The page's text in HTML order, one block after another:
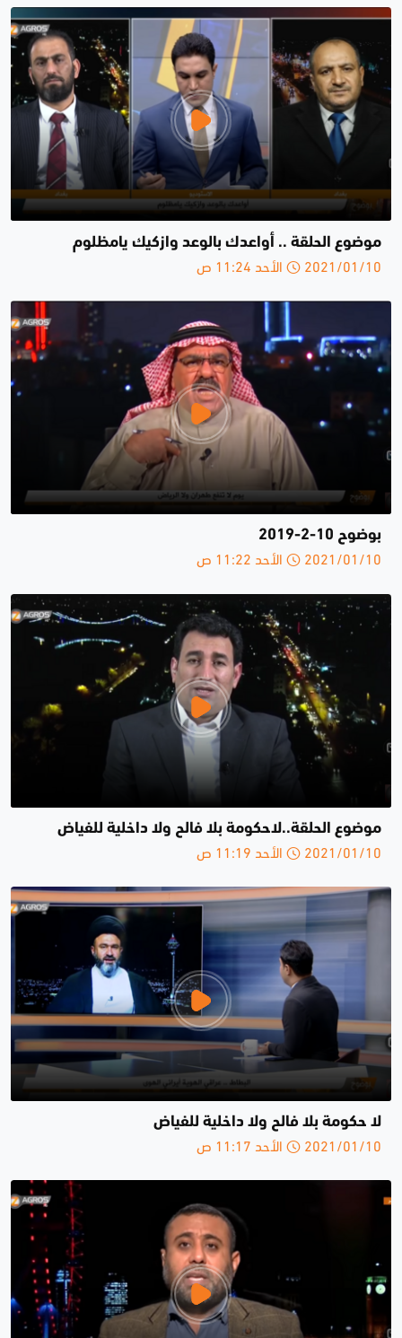
موضوع الحلقة .. أواعدك بالوعد وازكيك يامظلوم
2021/01/10 الأحد 11:24 ص
بوضوح 10-2-2019
2021/01/10 الأحد 11:22 ص
موضوع الحلقة..لاحكومة بلا فالح ولا داخلية للفياض
2021/01/10 الأحد 11:19 ص
لا حكومة بلا فالح ولا داخلية للفياض
2021/01/10 الأحد 11:17 ص